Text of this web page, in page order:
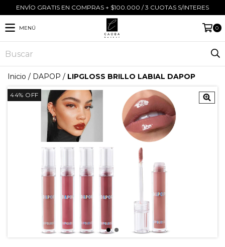
ENVÍO GRATIS EN COMPRAS + $100.000 / 3 CUOTAS S/INTERES
MENÚ 0
Inicio / DAPOP / LIPGLOSS BRILLO LABIAL DAPOP
44% OFF